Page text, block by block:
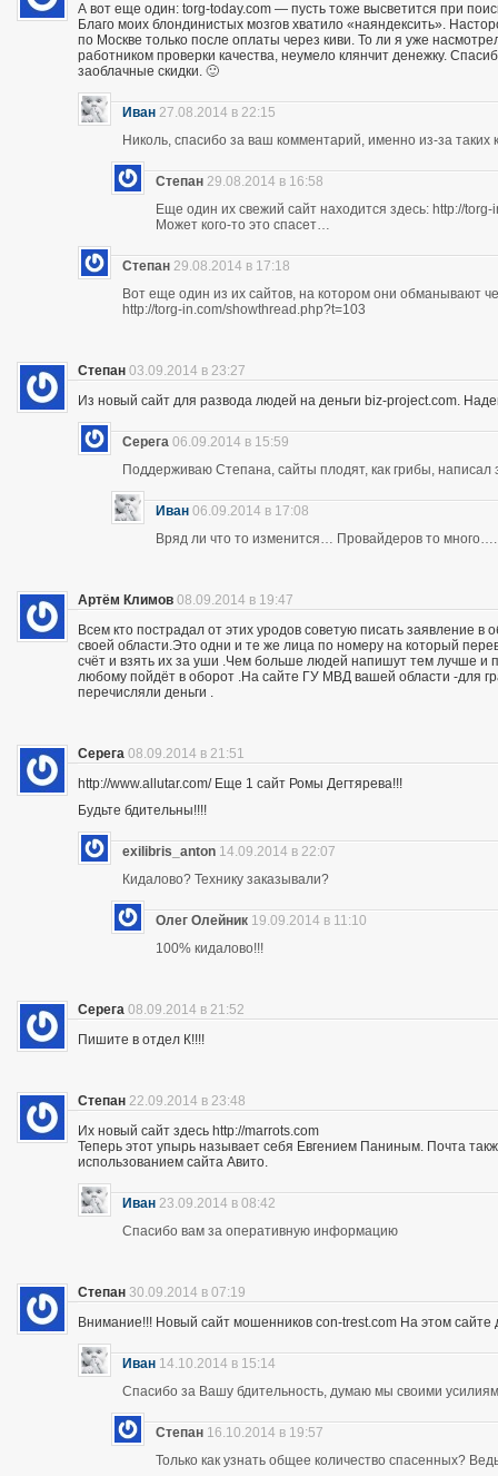
А вот еще один: torg-today.com — пусть тоже высветится при
Благо моих блондинистых мозгов хватило «наяндексить».
по Москве только после оплаты через киви. То ли я уже
работником проверки качества, неумело клянчит денежку.
заоблачные скидки. 🙂
Иван 27.08.2014 в 22:15
Николь, спасибо за ваш комментарий, именно из-за
Степан 29.08.2014 в 16:58
Еще один их свежий сайт находится здесь: http://
Может кого-то это спасет…
Степан 29.08.2014 в 17:18
Вот еще один из их сайтов, на котором они обманывают
http://torg-in.com/showthread.php?t=103
Степан 03.09.2014 в 23:27
Из новый сайт для развода людей на деньги biz-project.com.
Серега 06.09.2014 в 15:59
Поддерживаю Степана, сайты плодят, как грибы,
Иван 06.09.2014 в 17:08
Вряд ли что то изменится… Провайдеров то много….
Артём Климов 08.09.2014 в 19:47
Всем кто пострадал от этих уродов советую писать заявление
своей области.Это одни и те же лица по номеру на который
счёт и взять их за уши .Чем больше людей напишут тем лучше и
любому пойдёт в оборот .На сайте ГУ МВД вашей области -для
перечисляли деньги .
Серега 08.09.2014 в 21:51
http://www.allutar.com/ Еще 1 сайт Ромы Дегтярева!!!
Будьте бдительны!!!!
exilibris_anton 14.09.2014 в 22:07
Кидалово? Технику заказывали?
Олег Олейник 19.09.2014 в 11:10
100% кидалово!!!
Серега 08.09.2014 в 21:52
Пишите в отдел К!!!!
Степан 22.09.2014 в 23:48
Их новый сайт здесь http://marrots.com
Теперь этот упырь называет себя Евгением Паниным. Почта
использованием сайта Авито.
Иван 23.09.2014 в 08:42
Спасибо вам за оперативную информацию
Степан 30.09.2014 в 07:19
Внимание!!! Новый сайт мошенников con-trest.com На этом сайте
Иван 14.10.2014 в 15:14
Спасибо за Вашу бдительность, думаю мы своими
Степан 16.10.2014 в 19:57
Только как узнать общее количество спасенных?